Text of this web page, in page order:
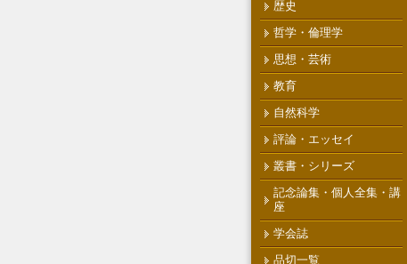
歴史
哲学・倫理学
思想・芸術
教育
自然科学
評論・エッセイ
叢書・シリーズ
記念論集・個人全集・講
座
学会誌
品切一覧